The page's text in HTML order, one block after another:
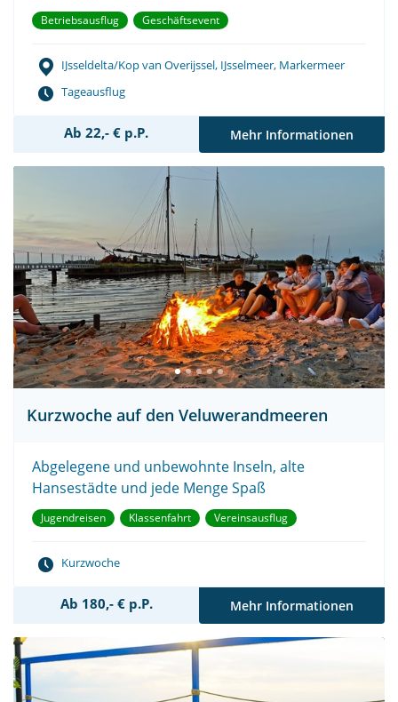
Betriebsausflug Geschäftsevent
IJsseldelta/Kop van Overijssel, IJsselmeer, Markermeer
Tageausflug
Ab 22,- € p.P. Mehr Informationen
Kurzwoche auf den Veluwerandmeeren
Abgelegene und unbewohnte Inseln, alte
Hansestädte und jede Menge Spaß
Jugendreisen Klassenfahrt Vereinsausflug
Kurzwoche
Ab 180,- € p.P. Mehr Informationen